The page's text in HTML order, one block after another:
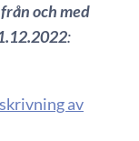
och med
:
av